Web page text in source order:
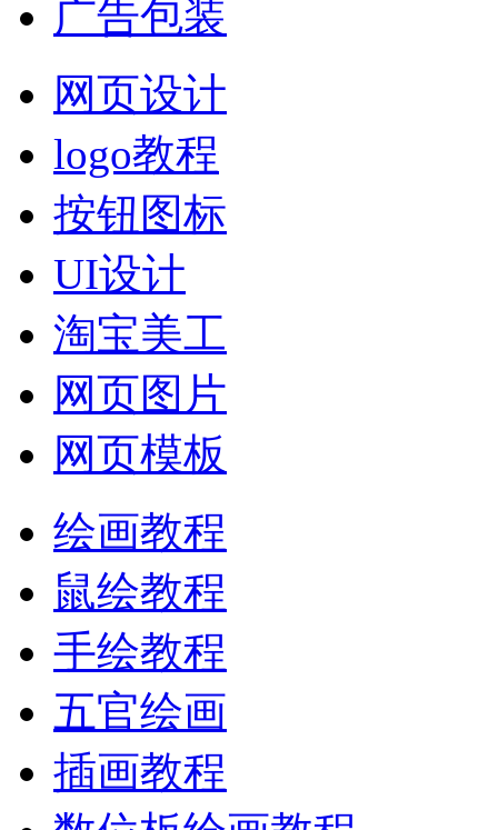
广告包装
网页设计
logo教程
按钮图标
UI设计
淘宝美工
网页图片
网页模板
绘画教程
鼠绘教程
手绘教程
五官绘画
插画教程